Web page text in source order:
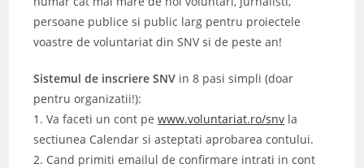
persoane publice si public larg pentru proiectele
voastre de voluntariat din SNV si de peste an!
Sistemul de inscriere SNV in 8 pasi simpli (doar
pentru organizatii!):
1. Va faceti un cont pewww.voluntariat.ro/snv la
sectiunea Calendar si asteptati aprobarea contului.
2. Cand primiti emailul de confirmare intrati in cont